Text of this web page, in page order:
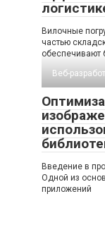
Вилочные
частью
обеспечивают
Веб-
Введение в
Одной из
приложений